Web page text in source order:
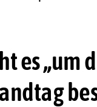
es „um